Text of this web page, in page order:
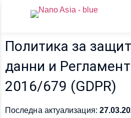
Политика за
данни и
2016/679 (GDPR)
Последна актуализация: